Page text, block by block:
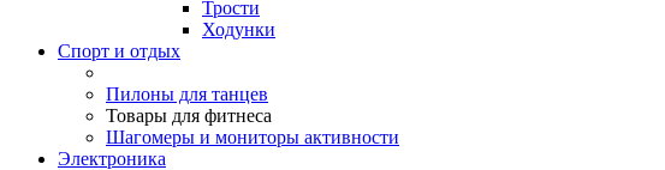
Трости
Ходунки
Спорт и отдых
Пилоны для танцев
Товары для фитнеса
Шагомеры и мониторы активности
Электроника